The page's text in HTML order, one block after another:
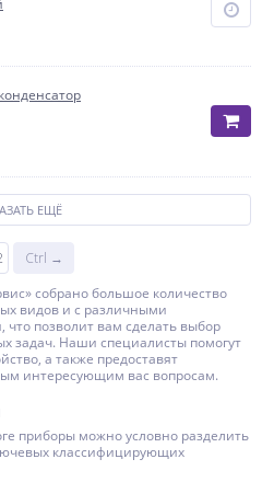
ЕЩЁ
Ctrl →
собрано большое количество
видов и с различными
позволит вам сделать выбор
задач. Наши специалисты помогут
а также предоставят
интересующим вас вопросам.
приборы можно условно разделить
классифицирующих